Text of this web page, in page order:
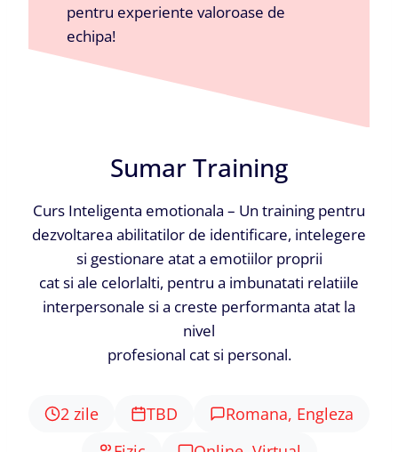
pentru experiente valoroase de
echipa!
Sumar Training
Curs Inteligenta emotionala – Un training pentru
dezvoltarea abilitatilor de identificare, intelegere
si gestionare atat a emotiilor proprii
cat si ale celorlalti, pentru a imbunatati relatiile
interpersonale si a creste performanta atat la
nivel
profesional cat si personal.
2 zile TBD
Romana, Engleza